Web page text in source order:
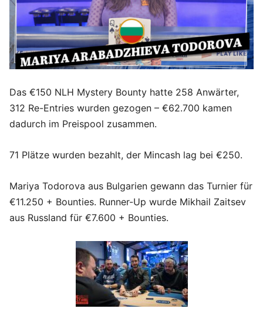
Das €150 NLH Mystery Bounty hatte 258 Anwärter,
312 Re-Entries wurden gezogen – €62.700 kamen
dadurch im Preispool zusammen.
71 Plätze wurden bezahlt, der Mincash lag bei €250.
Mariya Todorova aus Bulgarien gewann das Turnier für
€11.250 + Bounties. Runner-Up wurde Mikhail Zaitsev
aus Russland für €7.600 + Bounties.